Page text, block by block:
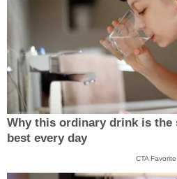
Why this ordinary drink is the
best every day
CTA Favorite